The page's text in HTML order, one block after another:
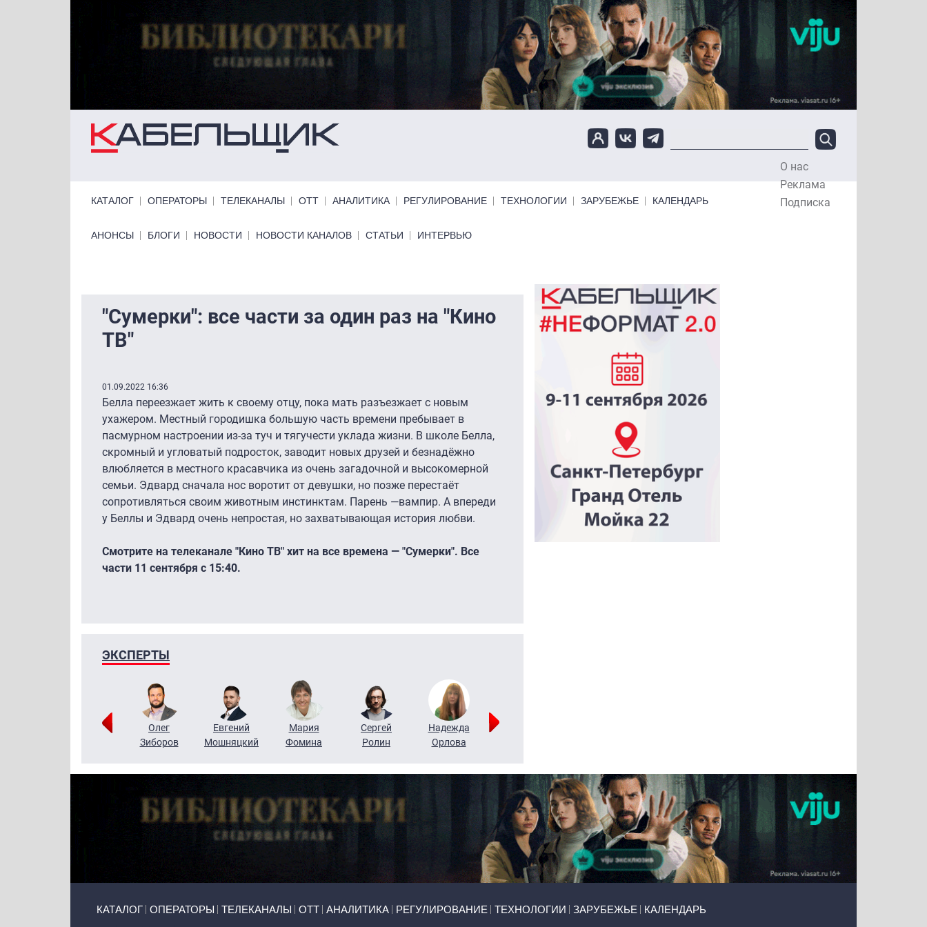
О нас
Реклама
Подписка
КАТАЛОГ ОПЕРАТОРЫ ТЕЛЕКАНАЛЫ ОТТ АНАЛИТИКА РЕГУЛИРОВАНИЕ ТЕХНОЛОГИИ ЗАРУБЕЖЬЕ КАЛЕНДАРЬ
Primary links bottom
АНОНСЫ БЛОГИ НОВОСТИ НОВОСТИ КАНАЛОВ СТАТЬИ ИНТЕРВЬЮ
"Сумерки": все части за один раз на "Кино
ТВ"
01.09.2022 16:36
Белла переезжает жить к своему отцу, пока мать разъезжает с новым
ухажером. Местный городишка большую часть времени пребывает в
пасмурном настроении из-за туч и тягучести уклада жизни. В школе Белла,
скромный и угловатый подросток, заводит новых друзей и безнадёжно
влюбляется в местного красавчика из очень загадочной и высокомерной
семьи. Эдвард сначала нос воротит от девушки, но позже перестаёт
сопротивляться своим животным инстинктам. Парень —вампир. А впереди
у Беллы и Эдвард очень непростая, но захватывающая история любви.
Смотрите на телеканале "Кино ТВ" хит на все времена — "Сумерки". Все
части 11 сентября с 15:40.
ЭКСПЕРТЫ
Григорий
Олег
Зиборов
Евгений
Мошняцкий
Мария
Фомина
Сергей
Ролин
Надежда
Орлова
КАТАЛОГ ОПЕРАТОРЫ ТЕЛЕКАНАЛЫ ОТТ АНАЛИТИКА РЕГУЛИРОВАНИЕ ТЕХНОЛОГИИ ЗАРУБЕЖЬЕ КАЛЕНДАРЬ